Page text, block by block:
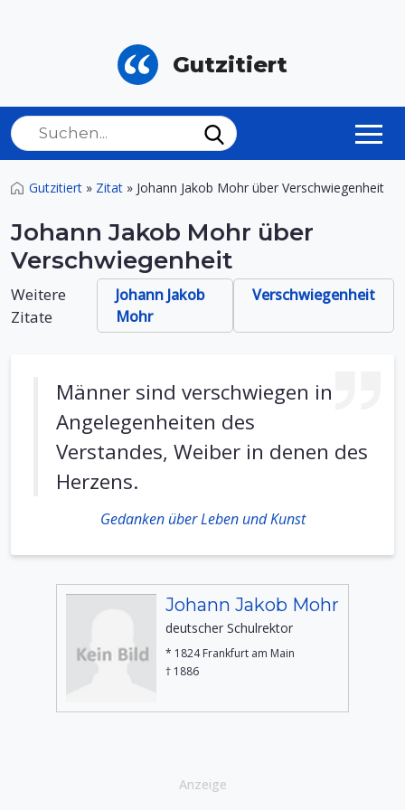
Gutzitiert
Gutzitiert » Zitat » Johann Jakob Mohr über Verschwiegenheit
Johann Jakob Mohr über
Verschwiegenheit
Weitere
Zitate
Johann Jakob
Mohr
Verschwiegenheit
Männer sind verschwiegen in
Angelegenheiten des
Verstandes, Weiber in denen des
Herzens.
Gedanken über Leben und Kunst
Johann Jakob Mohr
deutscher Schulrektor
* 1824 Frankfurt am Main
† 1886
Anzeige